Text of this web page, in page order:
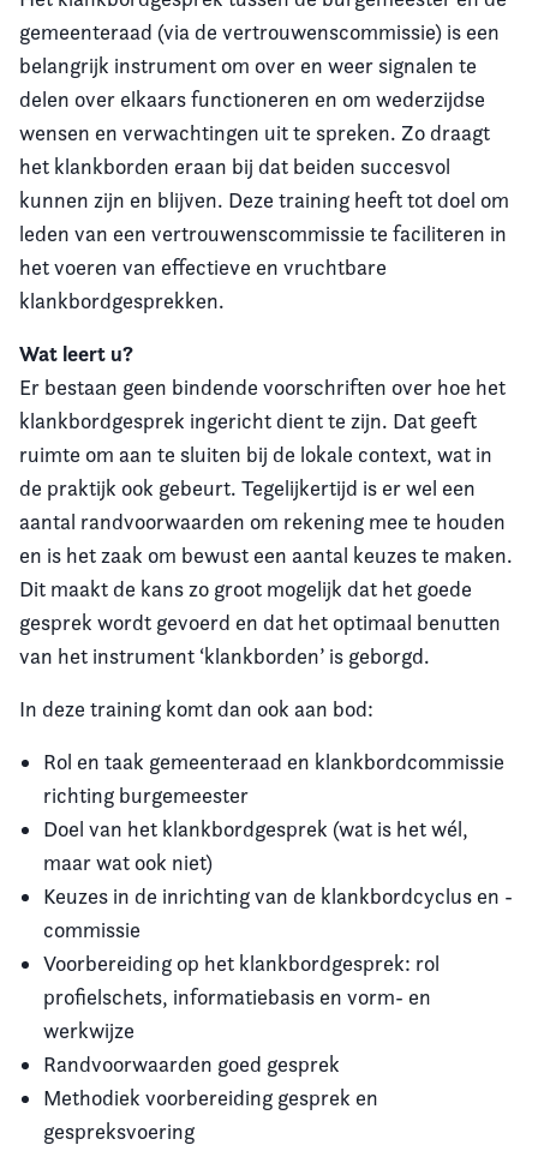
gemeenteraad (via de vertrouwenscommissie) is een
belangrijk instrument om over en weer signalen te
delen over elkaars functioneren en om wederzijdse
wensen en verwachtingen uit te spreken. Zo draagt
het klankborden eraan bij dat beiden succesvol
kunnen zijn en blijven. Deze training heeft tot doel om
leden van een vertrouwenscommissie te faciliteren in
het voeren van effectieve en vruchtbare
klankbordgesprekken.
Wat leert u?
Er bestaan geen bindende voorschriften over hoe het
klankbordgesprek ingericht dient te zijn. Dat geeft
ruimte om aan te sluiten bij de lokale context, wat in
de praktijk ook gebeurt. Tegelijkertijd is er wel een
aantal randvoorwaarden om rekening mee te houden
en is het zaak om bewust een aantal keuzes te maken.
Dit maakt de kans zo groot mogelijk dat het goede
gesprek wordt gevoerd en dat het optimaal benutten
van het instrument ‘klankborden’ is geborgd.
In deze training komt dan ook aan bod:
Rol en taak gemeenteraad en klankbordcommissie
richting burgemeester
Doel van het klankbordgesprek (wat is het wél,
maar wat ook niet)
Keuzes in de inrichting van de klankbordcyclus en -
commissie
Voorbereiding op het klankbordgesprek: rol
profielschets, informatiebasis en vorm- en
werkwijze
Randvoorwaarden goed gesprek
Methodiek voorbereiding gesprek en
gespreksvoering